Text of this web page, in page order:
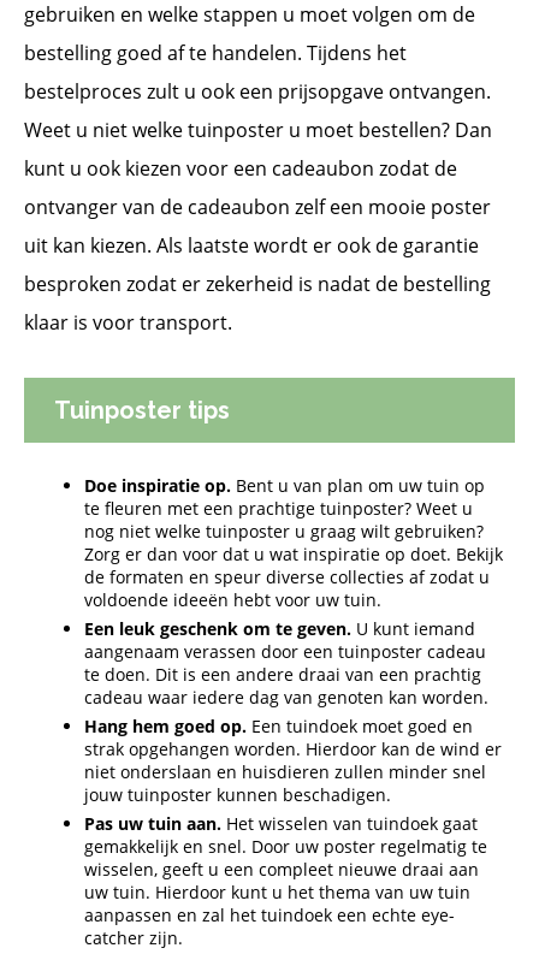
gebruiken en welke stappen u moet volgen om de
bestelling goed af te handelen. Tijdens het
bestelproces zult u ook een prijsopgave ontvangen.
Weet u niet welke tuinposter u moet bestellen? Dan
kunt u ook kiezen voor een cadeaubon zodat de
ontvanger van de cadeaubon zelf een mooie poster
uit kan kiezen. Als laatste wordt er ook de garantie
besproken zodat er zekerheid is nadat de bestelling
klaar is voor transport.
Tuinposter tips
Doe inspiratie op. Bent u van plan om uw tuin op
te fleuren met een prachtige tuinposter? Weet u
nog niet welke tuinposter u graag wilt gebruiken?
Zorg er dan voor dat u wat inspiratie op doet. Bekijk
de formaten en speur diverse collecties af zodat u
voldoende ideeën hebt voor uw tuin.
Een leuk geschenk om te geven. U kunt iemand
aangenaam verassen door een tuinposter cadeau
te doen. Dit is een andere draai van een prachtig
cadeau waar iedere dag van genoten kan worden.
Hang hem goed op. Een tuindoek moet goed en
strak opgehangen worden. Hierdoor kan de wind er
niet onderslaan en huisdieren zullen minder snel
jouw tuinposter kunnen beschadigen.
Pas uw tuin aan. Het wisselen van tuindoek gaat
gemakkelijk en snel. Door uw poster regelmatig te
wisselen, geeft u een compleet nieuwe draai aan
uw tuin. Hierdoor kunt u het thema van uw tuin
aanpassen en zal het tuindoek een echte eye-
catcher zijn.